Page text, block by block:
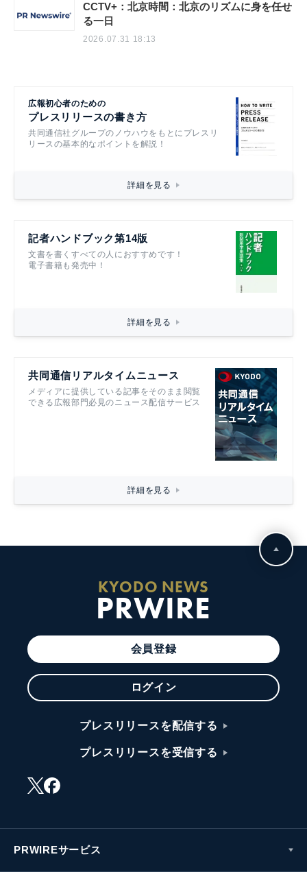
CCTV+：北京時間：北京のリズムに身を任せ
る一日
2026.07.31 18:13
広報初心者のための
プレスリリースの書き方
共同通信社グループのノウハウをもとにプレスリ
リースの基本的なポイントを解説！
詳細を見る
記者ハンドブック第14版
文書を書くすべての人におすすめです！
電子書籍も発売中！
詳細を見る
共同通信リアルタイムニュース
メディアに提供している記事をそのまま閲覧
できる広報部門必見のニュース配信サービス
詳細を見る
KYODO NEWS
PRWIRE
会員登録
ログイン
プレスリリースを配信する
プレスリリースを受信する
PRWIREサービス